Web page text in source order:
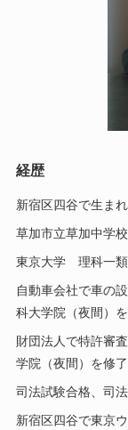
経歴
新宿区四谷で生まれ
草加市立草加中学
東京大学 理科一
自動車会社で車の
科大学院（夜間）
財団法人で特許審
学院（夜間）を修了
司法試験合格、司
新宿区四谷で東京